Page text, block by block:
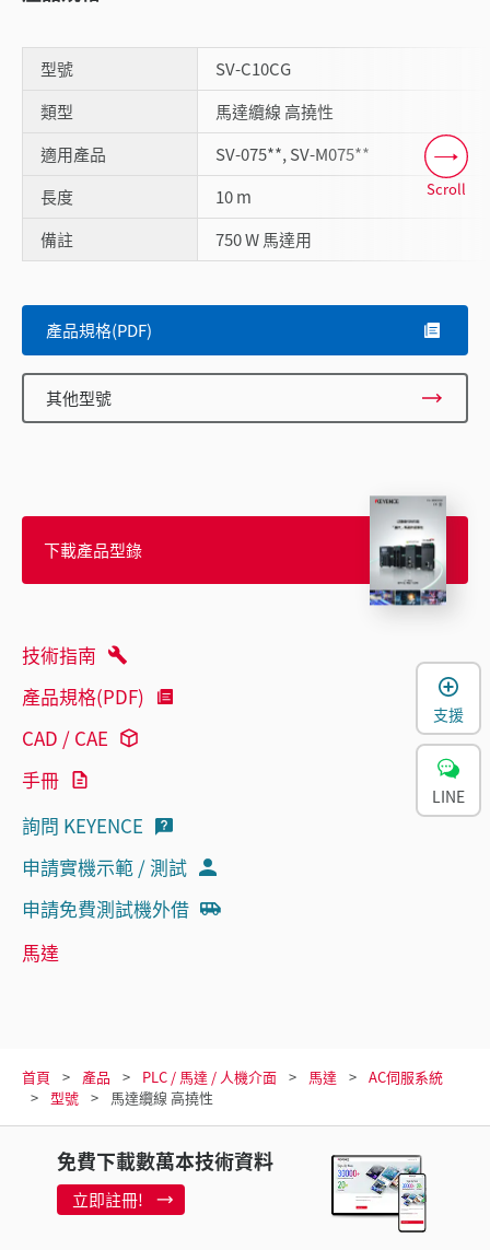
型號
SV-C10CG
類型
馬達纜線 高撓性
適用產品
SV-075**, SV-M075**
長度
10 m
備註
750 W 馬達用
Scroll
產品規格(PDF)
其他型號
下載產品型錄
技術指南
產品規格(PDF)
CAD / CAE
手冊
詢問 KEYENCE
申請實機示範 / 測試
申請免費測試機外借
馬達
首頁 產品 PLC / 馬達 / 人機介面 馬達
AC伺服系統
型號
馬達纜線 高撓性
免費下載數萬本技術資料
立即註冊!
支援
LINE